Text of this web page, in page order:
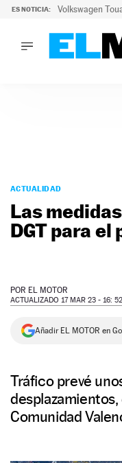
ES NOTICIA: Volkswagen
PODCAST
MOTOS
TECNOLOGÍA
SERVICIOS
NEWSLETTER
ACTUALIDAD
Las
DGT para el
POR EL MOTOR
ACTUALIZADO 17 MAR 23 - 16: 52
Añadir EL MOTOR en
Tráfico prevé
Comunidad